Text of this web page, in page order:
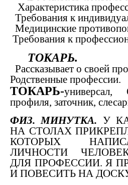
Характеристика
Требования к
Медицинские
Требования к
ТОКАРЬ.
Рассказывает о своей
Родственные профессии.
ТОКАРЬ-универсал,
профиля, заточник,
ФИЗ. МИНУТКА. У
НА СТОЛАХ
КОТОРЫХ
ЛИЧНОСТИ
ДЛЯ ПРОФЕССИИ. Я
И ПОВЕСИТЬ НА